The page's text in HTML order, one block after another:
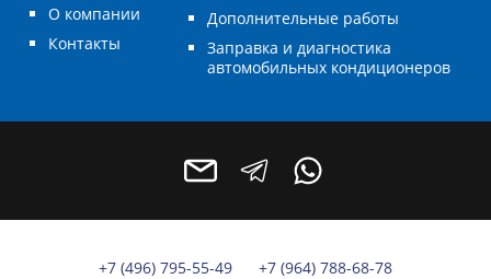
О компании
Контакты
Дополнительные работы
Заправка и диагностика
автомобильных кондиционеров
+7 (496) 795-55-49 +7 (964) 788-68-78